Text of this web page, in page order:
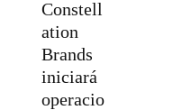
Constell
ation
Brands
iniciará
operacio